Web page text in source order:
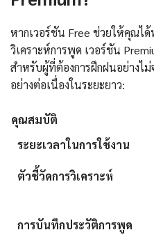
หากเวอร์ชัน Free ช่วยให้คุณไ
วิเคราะห์การพูด เวอร์ชัน
สำหรับผู้ที่ต้องการฝึกฝนอย่างไ
อย่างต่อเนื่องในระยะยาว:
คุณสมบัติ
ระยะเวลาในการใช้งาน
ตัวชี้วัดการวิเคราะห์
การบันทึกประวัติการพูด